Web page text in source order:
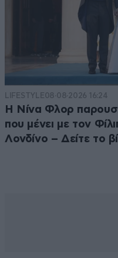
LIFESTYLE08·08·2026 16:24
Η Νίνα Φλορ
που μένει με τον
Λονδίνο – Δείτε το